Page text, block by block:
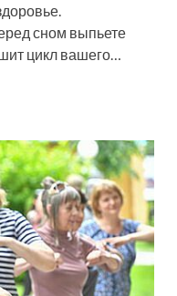
сном выпьете
цикл вашего…